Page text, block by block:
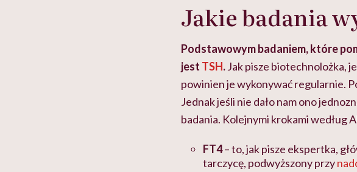
Jakie badania
Podstawowym badaniem, które
jest TSH.Jak pisze biotechnolożka,
powinien je wykonywać regularnie.
Jednak jeśli nie dało nam ono
badania. Kolejnymi krokami według
FT4– to, jak pisze ekspertka,
tarczycę, podwyższony przy